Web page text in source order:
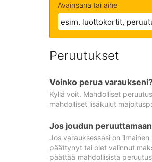
Avainsana tai aihe
Peruutukset
Voinko perua
Kyllä voit. Mahdolliset
mahdolliset lisäkulut
Jos joudun
Jos varauksessasi on
päättynyt tai olet valinnut
päättää mahdollisista